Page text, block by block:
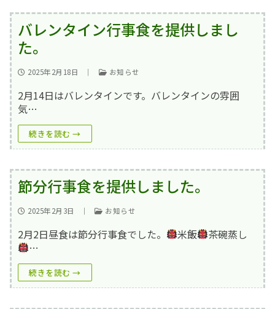
バレンタイン行事食を提供しまし
た。
2025年2月18日 ｜ お知らせ
2月14日はバレンタインです。バレンタインの雰囲
気…
続きを読む →
節分行事食を提供しました。
2025年2月3日 ｜ お知らせ
2月2日昼食は節分行事食でした。 米飯
茶碗蒸し
…
続きを読む →